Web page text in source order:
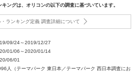
ングは、オリコンの以下の調査に基づいています。
・ランキング定義 調査詳細について
09/24～2019/12/27
01/06～2020/01/14
06/01
人（テーマパーク 東日本／テーマパーク 西日本調査にお